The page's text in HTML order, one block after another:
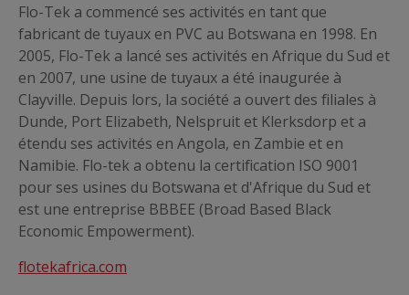
Flo-Tek a commencé ses activités en tant que
fabricant de tuyaux en PVC au Botswana en 1998. En
2005, Flo-Tek a lancé ses activités en Afrique du Sud et
en 2007, une usine de tuyaux a été inaugurée à
Clayville. Depuis lors, la société a ouvert des filiales à
Dunde, Port Elizabeth, Nelspruit et Klerksdorp et a
étendu ses activités en Angola, en Zambie et en
Namibie. Flo-tek a obtenu la certification ISO 9001
pour ses usines du Botswana et d'Afrique du Sud et
est une entreprise BBBEE (Broad Based Black
Economic Empowerment).
flotekafrica.com